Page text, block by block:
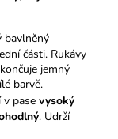
bavlněný
části. Rukávy
jemný
barvě.
v pase vysoký
. Udrží